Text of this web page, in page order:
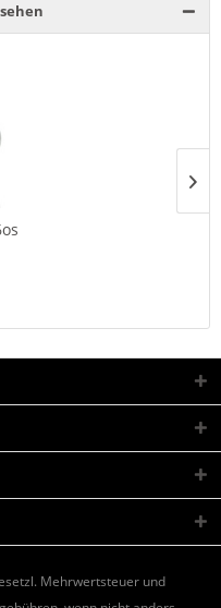
Mehrwertsteuer und